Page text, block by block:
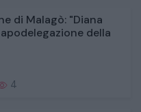
di Malagò: "Diana
della
4